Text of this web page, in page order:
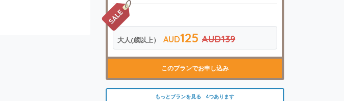
大人(歳以上） AUD125 AUD139
このプランでお申し込み
もっとプランを見る 4つあります